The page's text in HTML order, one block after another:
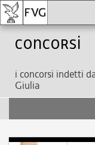
Concorsi
i concorsi indetti
Giulia